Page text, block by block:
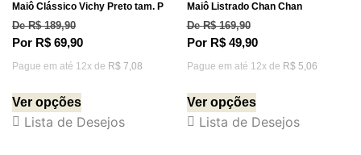
Maiô Clássico Vichy Preto tam. P
DeR$189,90
Por R$ 69,90
Pague em até 12x de R$ 7,08
Ver opções
Lista de Desejos
Maiô Listrado Chan Chan
DeR$169,90
Por R$49,90
Pague em até 12x de R$5,06
Ver opções
Lista de Desejos